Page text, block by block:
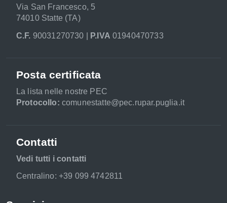
Via San Francesco, 5
74010 Statte (TA)
C.F. 90031270730 | P.IVA 01940470733
Posta certificata
La lista nelle nostre PEC
Protocollo: comunestatte@pec.rupar.puglia.it
Contatti
Vedi tutti i contatti
Centralino: +39 099 4742811